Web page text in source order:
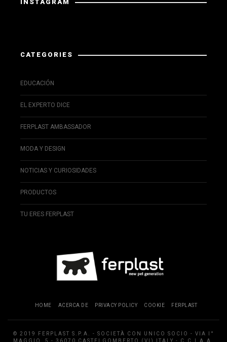
INSTAGRAM
CATEGORIES
EDUCACIÓN
EL EXPERTO DICE
FERPLAST AMBASSADOR
MODA Y DESIGN
NOTICIAS Y CURIOSIDADES
PRODUCTOS
TU ERES FERPLAST
HOME ACERCA DE PRIVACY POLICY COOKIE FERPLAST
© 2019 FERPLAST S.P.A. - SOCIETÀ CON UNICO SOCIO - VIA I°